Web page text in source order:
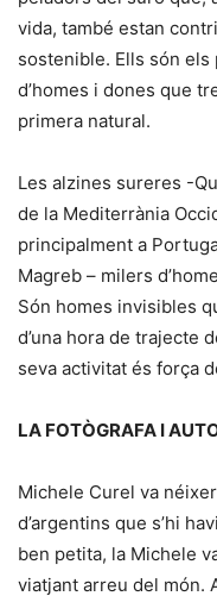
vida, també estan
sostenible. Ells són els
d’homes i dones que
primera natural.
Les alzines sureres -
de la Mediterrània
principalment a
Magreb – milers
Són homes invisibles
d’una hora de trajecte
seva activitat és força
LA FOTÒGRAFA I
Michele Curel va
d’argentins que s’hi
ben petita, la Michele
viatjant arreu del món.